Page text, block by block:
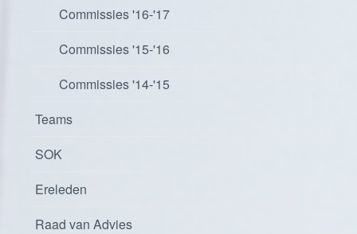
Commissies '16-'17
Commissies '15-'16
Commissies '14-'15
Teams
SOK
Ereleden
Raad van Advies